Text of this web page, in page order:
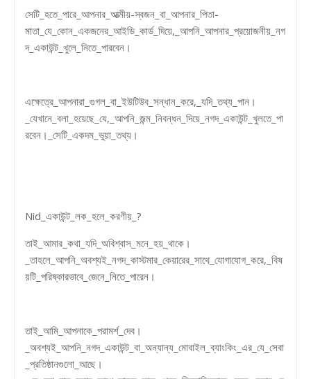
সেটি_হতে_পারে_আপনার_আত্মীয়-স্বজন_বা_আপনার_পিতা-
মাতা_যে_কোন_একজনের_আইডি_কার্ড_দিয়ে,_আপনি_আপনার_প্রয়োজনীয়_নগ
দ_একাউন্ট_খুলে_নিতে_পারবেন।
এক্ষেত্রে_আপনারা_গুগল_বা_ইউটিউব_সন্ধান_করে,_যদি_তথ্য_পান।
_যেখানে_বলা_হয়েছে_যে,_আপনি_জন্ম_নিবন্ধন_দিয়ে_নগদ_একাউন্ট_খুলতে_পা
রবেন।_সেটি_একদম_ভুয়া_তথ্য।
Nid_একাউন্ট_লক_হলে_করণীয়_?
তাই_আমার_কথা_যদি_অবিশ্বাস_মনে_হয়_থাকে।
_তাহলে_আপনি_অবশ্যই_নগদ_কাস্টমার_কেয়ারের_সাথে_যোগাযোগ_করে,_বিষ
য়টি_পরিষ্কারভাবে_জেনে_নিতে_পারেন।
তাই_আমি_আপনাকে_পরামর্শ_দেব।
_অবশ্যই_আপনি_নগদ_একাউন্ট_বা_অন্যান্য_মোবাইল_ব্যাংকিং_এর_যে_সেবা
_প্রতিষ্ঠানগুলো_আছে।